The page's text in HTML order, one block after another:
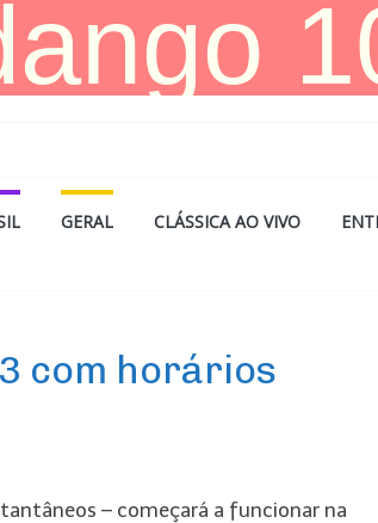
GERAL CLÁSSICA AO VIVO
com horários
– começará a funcionar na